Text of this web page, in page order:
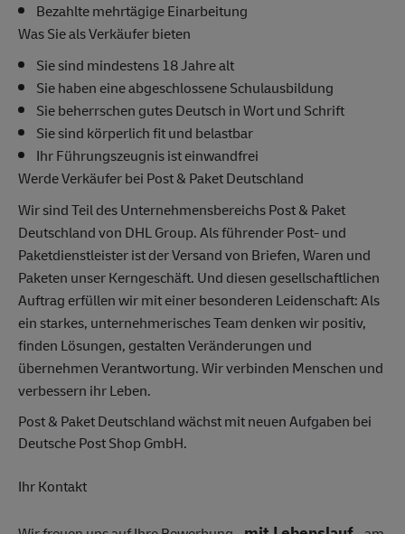
Bezahlte mehrtägige Einarbeitung
Was Sie als Verkäufer bieten
Sie sind mindestens 18 Jahre alt
Sie haben eine abgeschlossene Schulausbildung
Sie beherrschen gutes Deutsch in Wort und Schrift
Sie sind körperlich fit und belastbar
Ihr Führungszeugnis ist einwandfrei
Werde Verkäufer bei Post & Paket Deutschland
Wir sind Teil des Unternehmensbereichs Post & Paket
Deutschland von DHL Group. Als führender Post- und
Paketdienstleister ist der Versand von Briefen, Waren und
Paketen unser Kerngeschäft. Und diesen gesellschaftlichen
Auftrag erfüllen wir mit einer besonderen Leidenschaft: Als
ein starkes, unternehmerisches Team denken wir positiv,
finden Lösungen, gestalten Veränderungen und
übernehmen Verantwortung. Wir verbinden Menschen und
verbessern ihr Leben.
Post & Paket Deutschland wächst mit neuen Aufgaben bei
Deutsche Post Shop GmbH.
Ihr Kontakt